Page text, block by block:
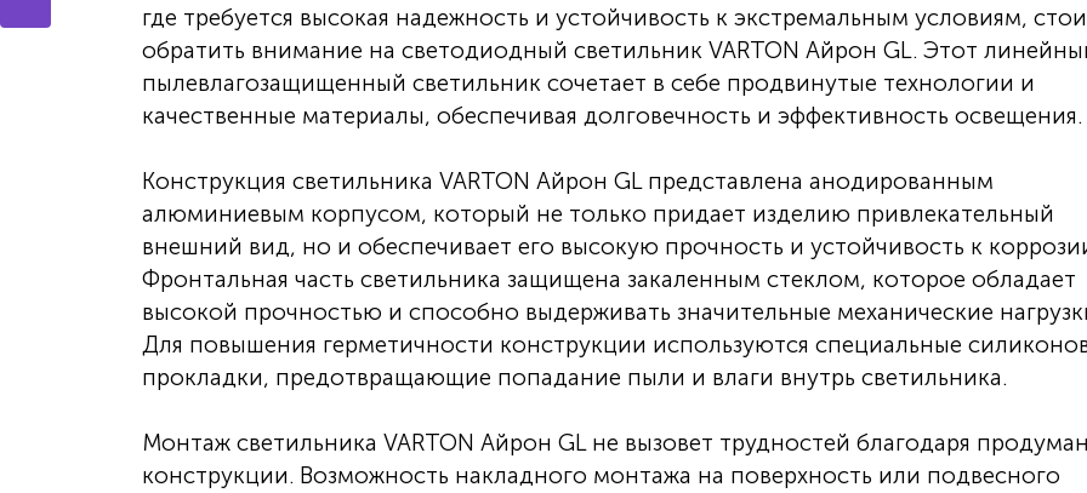
где требуется высокая надежность и устойчивость к экстремальным условиям,
обратить внимание на светодиодный светильник VARTON Айрон GL. Этот
пылевлагозащищенный светильник сочетает в себе продвинутые технологии и
качественные материалы, обеспечивая долговечность и эффективность освещения.
Конструкция светильника VARTON Айрон GL представлена анодированным
алюминиевым корпусом, который не только придает изделию привлекательный
внешний вид, но и обеспечивает его высокую прочность и устойчивость к
Фронтальная часть светильника защищена закаленным стеклом, которое обладает
высокой прочностью и способно выдерживать значительные механические
Для повышения герметичности конструкции используются специальные
прокладки, предотвращающие попадание пыли и влаги внутрь светильника.
Монтаж светильника VARTON Айрон GL не вызовет трудностей благодаря
конструкции. Возможность накладного монтажа на поверхность или подвесного